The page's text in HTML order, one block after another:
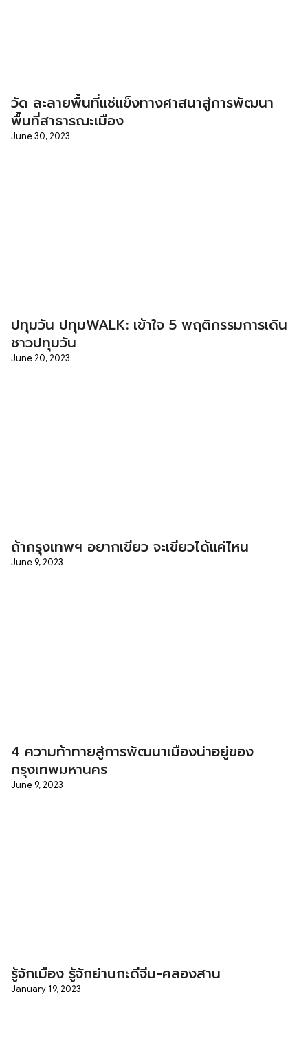
วัด ละลายพื้นที่แช่แข็งทางศาสนาสู่การพัฒนา
พื้นที่สาธารณะเมือง
June 30, 2023
ปทุมวัน ปทุมWALK: เข้าใจ 5 พฤติกรรมการเดิน
ชาวปทุมวัน
June 20, 2023
ถ้ากรุงเทพฯ อยากเขียว จะเขียวได้แค่ไหน
June 9, 2023
4 ความท้าทายสู่การพัฒนาเมืองน่าอยู่ของ
กรุงเทพมหานคร
June 9, 2023
รู้จักเมือง รู้จักย่านกะดีจีน-คลองสาน
January 19, 2023